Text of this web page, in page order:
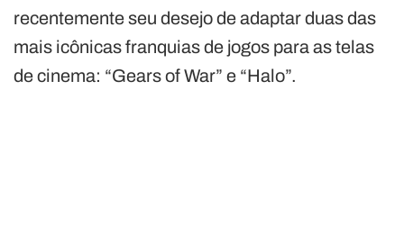
recentemente seu desejo de adaptar duas das
mais icônicas franquias de jogos para as telas
de cinema: “Gears of War” e “Halo”.